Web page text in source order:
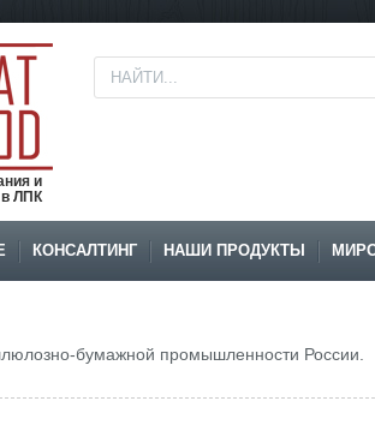
и
в ЛПК
КОНСАЛТИНГ НАШИ ПРОДУКТЫ
бумажной промышленности России.